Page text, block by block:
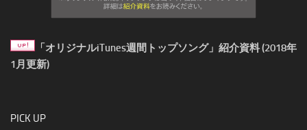
「オリジナルiTunes週間トップソング」紹介資料 (2018年
1月更新)
PICK UP